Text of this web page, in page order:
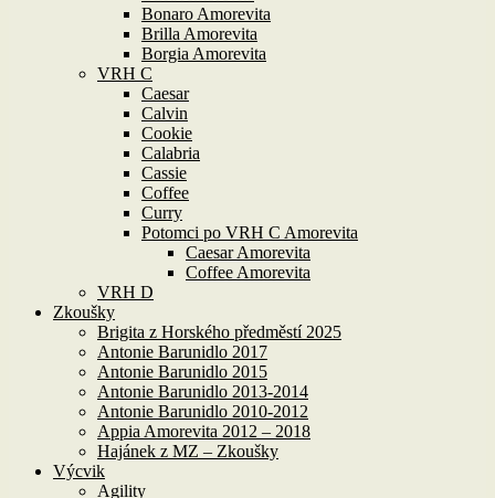
Bonaro Amorevita
Brilla Amorevita
Borgia Amorevita
VRH C
Caesar
Calvin
Cookie
Calabria
Cassie
Coffee
Curry
Potomci po VRH C Amorevita
Caesar Amorevita
Coffee Amorevita
VRH D
Zkoušky
Brigita z Horského předměstí 2025
Antonie Barunidlo 2017
Antonie Barunidlo 2015
Antonie Barunidlo 2013-2014
Antonie Barunidlo 2010-2012
Appia Amorevita 2012 – 2018
Hajánek z MZ – Zkoušky
Výcvik
Agility